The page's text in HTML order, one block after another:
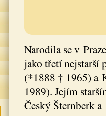
Narodila se v
jako třetí nejstarší
(*1888 † 1965) a
1989). Jejím
Český Šternberk